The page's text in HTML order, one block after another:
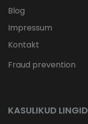
Blog
Impressum
Kontakt
Fraud prevention
KASULIKUD LINGID